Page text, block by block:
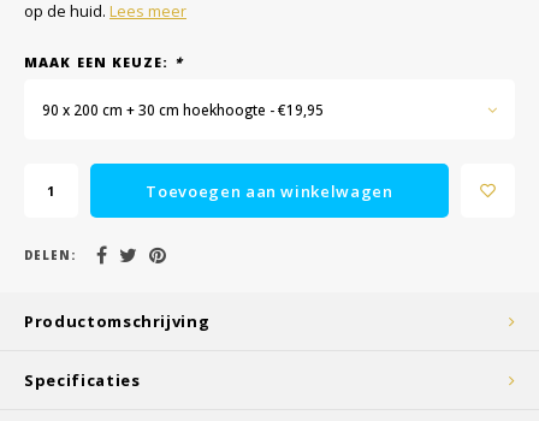
op de huid. Lees meer
MAAK EEN KEUZE: *
90 x 200 cm + 30 cm hoekhoogte - €19,95
Toevoegen aan winkelwagen
DELEN:
Productomschrijving
Specificaties